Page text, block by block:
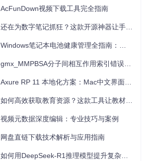
AcFunDown视频下载工具完全指南
视频元数据深度编辑：专业技巧与案例
网盘直链下载技术解析与应用指南